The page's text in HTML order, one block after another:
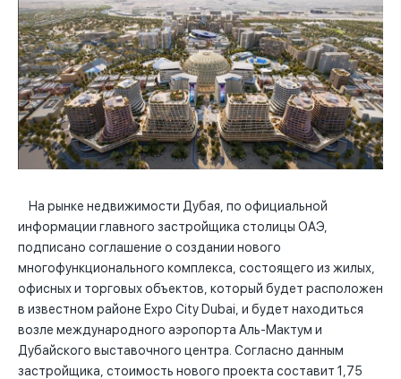
На рынке недвижимости Дубая, по официальной
информации главного застройщика столицы ОАЭ,
подписано соглашение о создании нового
многофункционального комплекса, состоящего из жилых,
офисных и торговых объектов, который будет расположен
в известном районе Expo City Dubai, и будет находиться
возле международного аэропорта Аль-Мактум и
Дубайского выставочного центра. Согласно данным
застройщика, стоимость нового проекта составит 1,75